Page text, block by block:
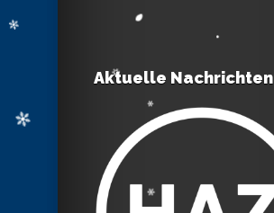
Aktuelle Nachrichten